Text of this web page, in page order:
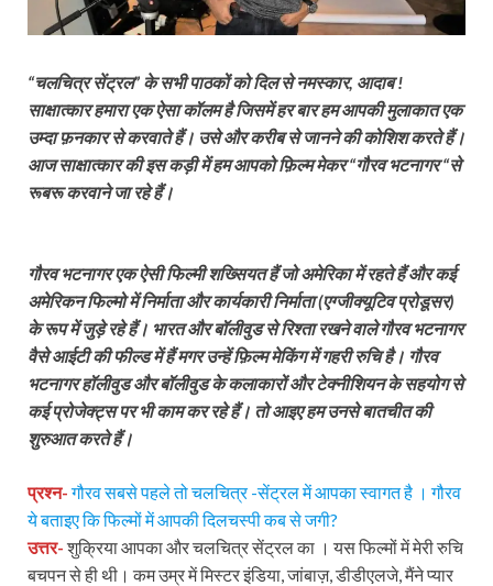
“चलचित्र सेंट्रल” के सभी पाठकों को दिल से नमस्कार, आदाब !
साक्षात्कार हमारा एक ऐसा कॉलम है जिसमें हर बार हम आपकी मुलाकात एक
उम्दा फ़नकार से करवाते हैं। उसे और करीब से जानने की कोशिश करते हैं।
आज साक्षात्कार की इस कड़ी में हम आपको फ़िल्म मेकर “गौरव भटनागर “से
रूबरू करवाने जा रहे हैं।
गौरव भटनागर एक ऐसी फिल्मी शख्सियत हैं जो अमेरिका में रहते हैं और कई
अमेरिकन फिल्मो में निर्माता और कार्यकारी निर्माता (एग्जीक्यूटिव प्रोडूसर)
के रूप में जुड़े रहे हैं। भारत और बॉलीवुड से रिश्ता रखने वाले गौरव भटनागर
वैसे आईटी की फील्ड में हैं मगर उन्हें फ़िल्म मेकिंग में गहरी रुचि है। गौरव
भटनागर हॉलीवुड और बॉलीवुड के कलाकारों और टेक्नीशियन के सहयोग से
कई प्रोजेक्ट्स पर भी काम कर रहे हैं। तो आइए हम उनसे बातचीत की
शुरुआत करते हैं।
प्रश्न-गौरव सबसे पहले तो चलचित्र -सेंट्रलमें आपका स्वागत है । गौरव
ये बताइए कि फिल्मों में आपकी दिलचस्पी कब से जगी?
उत्तर-शुक्रिया आपका और चलचित्र सेंट्रल का । यस फिल्मों में मेरी रुचि
बचपन से ही थी। कम उम्र में मिस्टर इंडिया, जांबाज़, डीडीएलजे, मैंने प्यार